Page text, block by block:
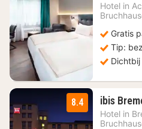
Hotel in
Gratis
Tip:
8.4 ibis
Hotel in